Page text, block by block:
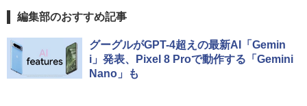
編集部のおすすめ記事
グーグルがGPT-4超えの最新AI「Gemin
i」発表、Pixel 8 Proで動作する「Gemini
Nano」も